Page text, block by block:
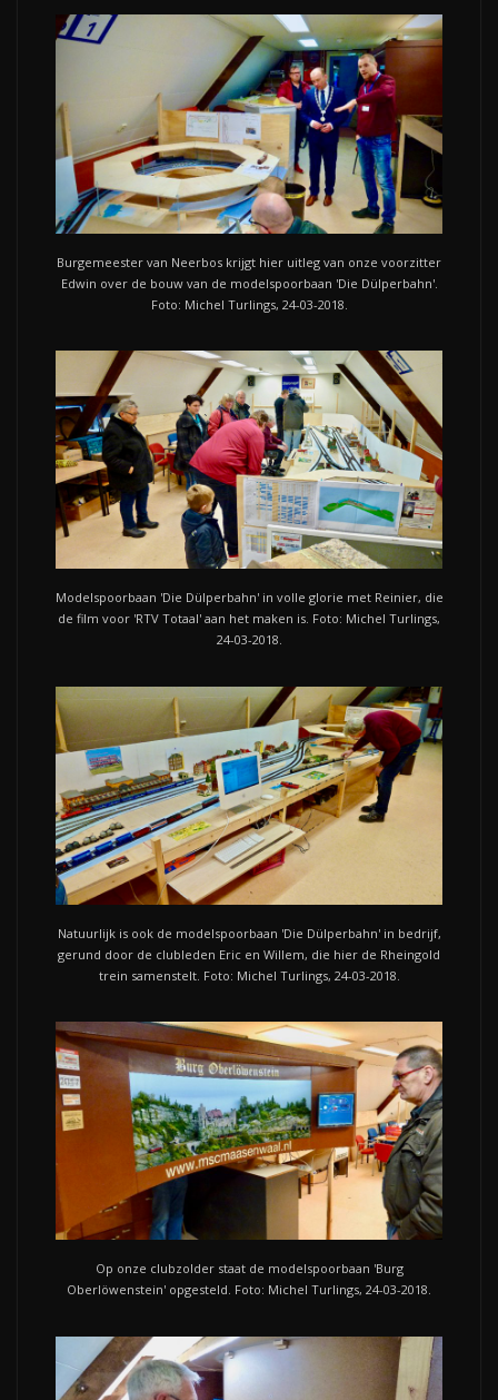
Burgemeester van Neerbos krijgt hier uitleg van onze voorzitter
Edwin over de bouw van de modelspoorbaan 'Die Dülperbahn'.
Foto: Michel Turlings, 24-03-2018.
Modelspoorbaan 'Die Dülperbahn' in volle glorie met Reinier, die
de film voor 'RTV Totaal' aan het maken is. Foto: Michel Turlings,
24-03-2018.
Natuurlijk is ook de modelspoorbaan 'Die Dülperbahn' in bedrijf,
gerund door de clubleden Eric en Willem, die hier de Rheingold
trein samenstelt. Foto: Michel Turlings, 24-03-2018.
Op onze clubzolder staat de modelspoorbaan 'Burg
Oberlöwenstein' opgesteld. Foto: Michel Turlings, 24-03-2018.